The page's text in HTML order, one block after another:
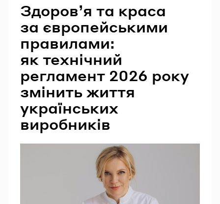
Здоров’я та краса
за європейськими
правилами:
як технічний
регламент 2026 року
змінить життя
українських
виробників